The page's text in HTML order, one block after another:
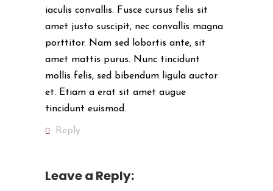
iaculis convallis. Fusce cursus felis sit
amet justo suscipit, nec convallis magna
porttitor. Nam sed lobortis ante, sit
amet mattis purus. Nunc tincidunt
mollis felis, sed bibendum ligula auctor
et. Etiam a erat sit amet augue
tincidunt euismod.
Reply
Leave a Reply: